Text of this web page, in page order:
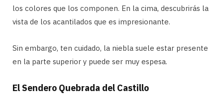
los colores que los componen. En la cima, descubrirás la
vista de los acantilados que es impresionante.
Sin embargo, ten cuidado, la niebla suele estar presente
en la parte superior y puede ser muy espesa.
El Sendero Quebrada del Castillo